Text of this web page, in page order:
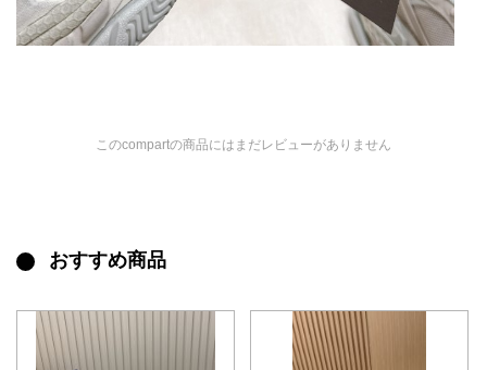
このcompartの商品にはまだレビューがありません
おすすめ商品